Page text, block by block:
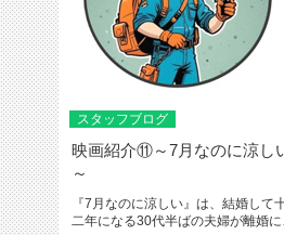
スタッフブログ
映画紹介⑪～7月なのに涼し
～
『7月なのに涼しい』は、結婚して
二年になる30代半ばの夫婦が離婚に